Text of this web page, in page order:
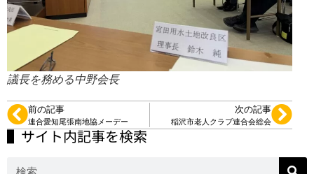
議長を務める中野会長
前の記事
連合愛知尾張南地協メーデー
次の記事
稲沢市老人クラブ連合会総会
▌サイト内記事を検索